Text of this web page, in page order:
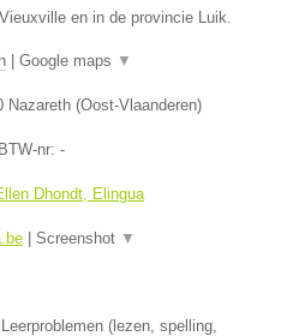
en in de provincie Luik.
Google maps ▼
Nazareth (Oost-Vlaanderen)
nr: -
Dhondt, Elingua
Screenshot ▼
(lezen, spelling,